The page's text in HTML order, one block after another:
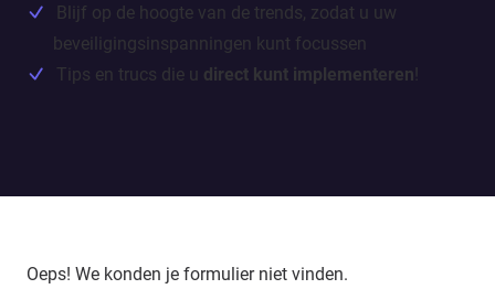
Blijf op de hoogte van de trends, zodat u uw
beveiligingsinspanningen kunt focussen
Tips en trucs die u direct kunt implementeren!
Oeps! We konden je formulier niet vinden.